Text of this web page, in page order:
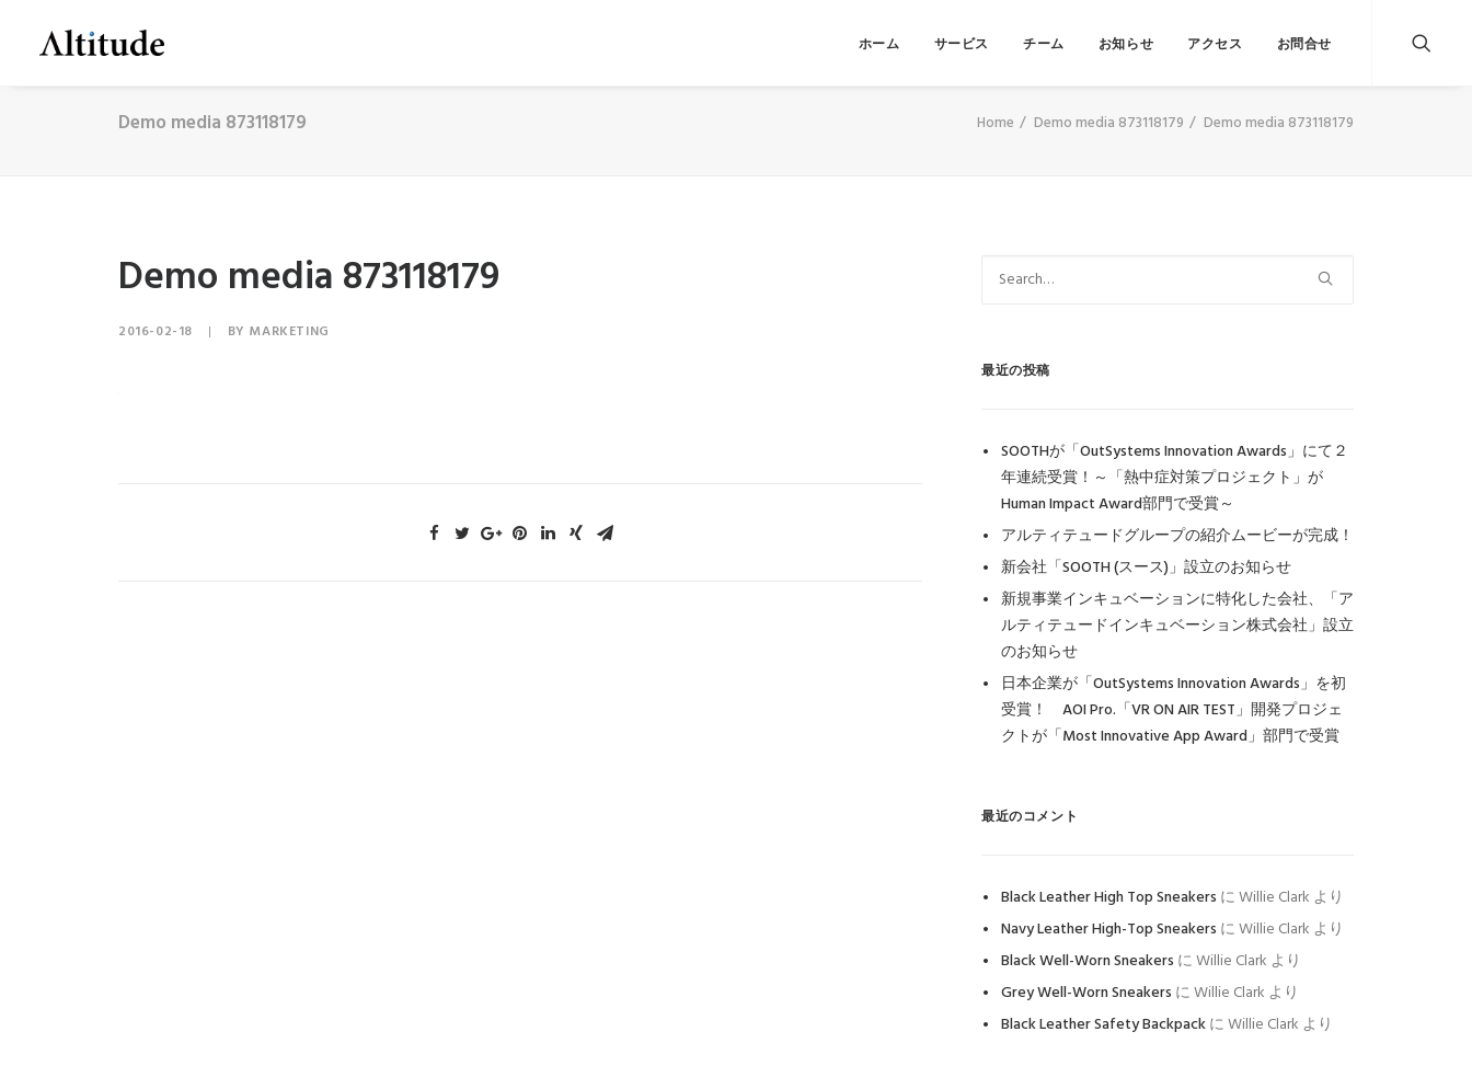
ホーム サービス チーム お知らせ アクセス お問合せ
Demo media 873118179 Home Demo media 873118179 Demo media 873118179
Demo media 873118179
2016-02-18 | BY MARKETING
最近の投稿
SOOTHが「OutSystems Innovation Awards」にて２
年連続受賞！～「熱中症対策プロジェクト」が
Human Impact Award部門で受賞～
アルティテュードグループの紹介ムービーが完成！
新会社「SOOTH (スース)」設立のお知らせ
新規事業インキュベーションに特化した会社、「ア
ルティテュードインキュベーション株式会社」設立
のお知らせ
日本企業が「OutSystems Innovation Awards」を初
受賞！ AOI Pro.「VR ON AIR TEST」開発プロジェ
クトが「Most Innovative App Award」部門で受賞
最近のコメント
Black Leather High Top Sneakers にWillie Clark より
Navy Leather High-Top Sneakers にWillie Clark より
Black Well-Worn Sneakers にWillie Clark より
Grey Well-Worn Sneakers にWillie Clark より
Black Leather Safety BackpackにWillie Clark より